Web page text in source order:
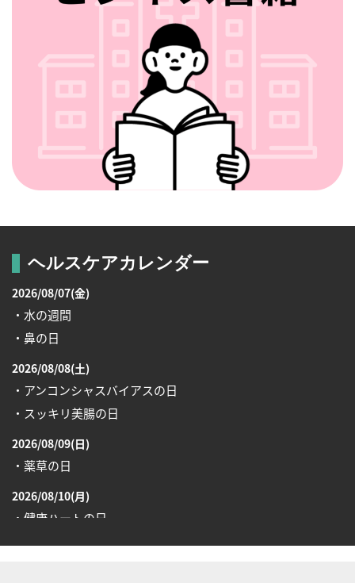
ヘルスケアカレンダー
2026/08/07(金)
・水の週間
・鼻の日
2026/08/08(土)
・アンコンシャスバイアスの日
・スッキリ美腸の日
2026/08/09(日)
・薬草の日
2026/08/10(月)
・健康ハートの日